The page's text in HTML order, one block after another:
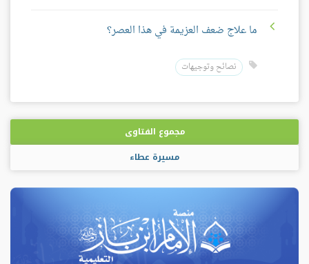
ما علاج ضعف العزيمة في هذا العصر؟
نصائح وتوجيهات
مجموع الفتاوى
مسيرة عطاء